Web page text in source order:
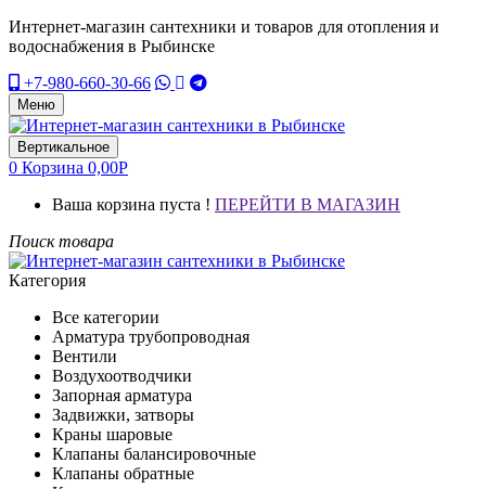
Интернет-магазин сантехники и товаров для отопления и
водоснабжения в Рыбинске
+7-980-660-30-66
Меню
Вертикальное
0 Корзина 0,00Р
Ваша корзина пуста ! ПЕРЕЙТИ В МАГАЗИН
Поиск товара
Категория
Все категории
Арматура трубопроводная
Вентили
Воздухоотводчики
Запорная арматура
Задвижки, затворы
Краны шаровые
Клапаны балансировочные
Клапаны обратные